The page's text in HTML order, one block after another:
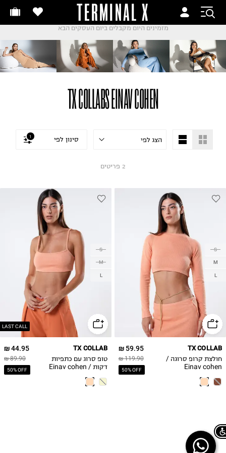
TERMINAL X
מקבלים ביום העסקים הבא
החלפות והחזרות בקליק
החלפות והחזרות בקליק
עם שליח עד הבית!
החלפות והחזרות בקליקעם שליח עד הבית!
TX COLLABS EINAV COHEN
סינון לפי 1
2 פריטים
S
M
L
59.95 ₪
119.90 ₪
50% OFF
TX COLLAB
חולצת קרופ סרוגה /
Einav cohen
LAST CALL
S
M
L
44.95 ₪
89.90 ₪
50% OFF
TX COLLAB
טופ סרוג עם כתפיות
דקות / Einav cohen
Chat on WhatsApp